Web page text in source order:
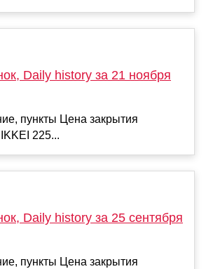
Daily history за 21 ноября
пункты Цена закрытия
225...
Daily history за 25 сентября
пункты Цена закрытия